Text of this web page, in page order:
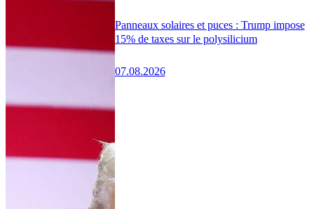
Panneaux solaires et puces : Trump impose
15% de taxes sur le polysilicium
07.08.2026